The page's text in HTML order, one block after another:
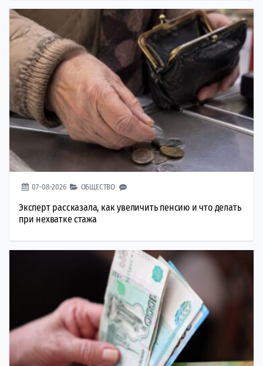
07-08-2026 ОБЩЕСТВО
Эксперт рассказала, как увеличить пенсию и что делать
при нехватке стажа